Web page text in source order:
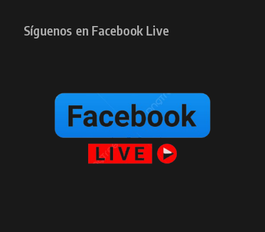
Síguenos en Facebook Live